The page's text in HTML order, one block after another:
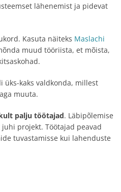
lähenemist ja pidevat
Kasuta näiteks Maslachi
muud tööriista, et mõista,
üks-kaks valdkonda, millest
muuta.
palju töötajad. Läbipõlemise
projekt. Töötajad peavad
tuvastamisse kui lahenduste